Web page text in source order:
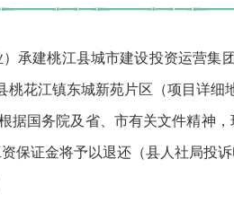
建桃江县城市建设投资运营集
花江镇东城新苑片区（项目详细
务院及省、市有关文件精神，
证金将予以退还（县人社局投诉